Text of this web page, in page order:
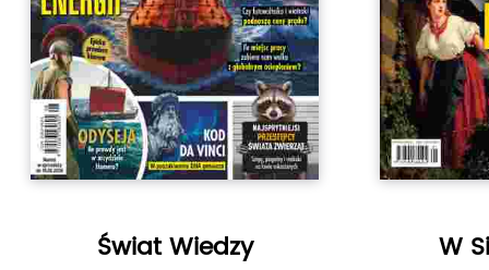
Świat Wiedzy W